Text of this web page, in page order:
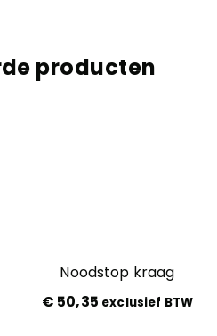
producten
Noodstop kraag
€ 50,35 exclusief BTW